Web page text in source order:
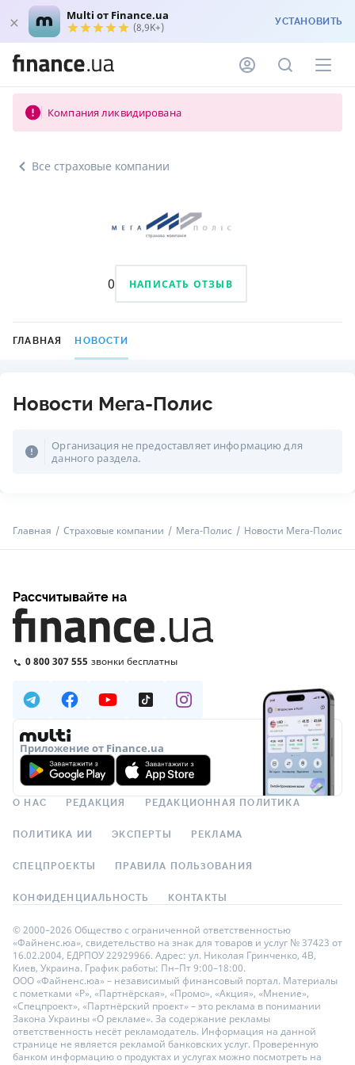
Multi от Finance.ua
(8,9K+) УСТАНОВИТЬ
Компания ликвидирована
Все страховые компании
0 НАПИСАТЬ ОТЗЫВ
ГЛАВНАЯ НОВОСТИ
Новости Мега-Полис
Организация не предоставляет информацию для
данного раздела.
Главная Страховые компании Мега-Полис Новости Мега-Полис
Рассчитывайте на
0 800 307 555 звонки бесплатны
Приложение от Finance.ua
О НАС РЕДАКЦИЯ РЕДАКЦИОННАЯ ПОЛИТИКА
ПОЛИТИКА ИИ ЭКСПЕРТЫ РЕКЛАМА
СПЕЦПРОЕКТЫ ПРАВИЛА ПОЛЬЗОВАНИЯ
КОНФИДЕНЦИАЛЬНОСТЬ КОНТАКТЫ
© 2000–2026 Общество с ограниченной ответственностью
«Файненс.юа», свидетельство на знак для товаров и услуг № 37423 от
16.02.2004, ЕДРПОУ 22929966. Адрес: ул. Николая Гринченко, 4В,
Киев, Украина. График работы: Пн–Пт 9:00–18:00.
ООО «Файненс.юа» – независимый финансовый портал. Материалы
с пометками «Р», «Партнёрская», «Промо», «Акция», «Мнение»,
«Спецпроект», «Партнёрский проект» – это реклама в понимании
Закона Украины «О рекламе». За содержание рекламы
ответственность несёт рекламодатель. Информация на данной
странице не является рекламой банковских услуг. Проверенную
банком информацию о продуктах и услугах можно посмотреть на